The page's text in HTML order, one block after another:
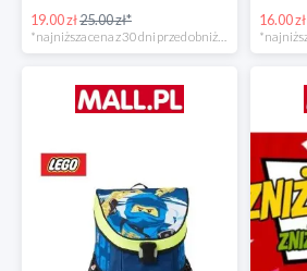
19.00 zł25.00 zł*
*najniższa cena z 30 dni przed obniżką
16.00 zł